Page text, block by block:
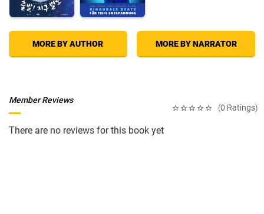
MORE BY AUTHOR MORE BY NARRATOR
(0 Ratings)
Member Reviews
There are no reviews for this book yet